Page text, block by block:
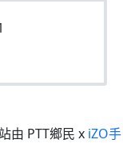
由 PTT鄉民 x iZO手